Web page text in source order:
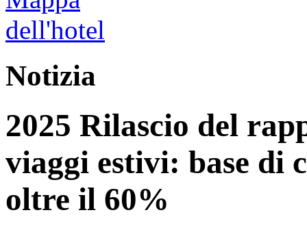
Notizia
2025 Rilascio del
viaggi estivi: base di
oltre il 60%